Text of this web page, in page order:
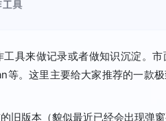
具来做记录或者做知识沉淀。
。这里主要给大家推荐的一款
旧版本（貌似最近已经会出现弹窗